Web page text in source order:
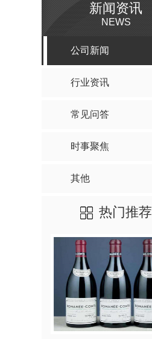
新闻资讯
NEWS
公司新闻
行业资讯
常见问答
时事聚焦
其他
热门推荐